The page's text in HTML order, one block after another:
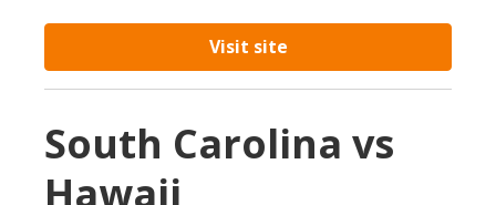
Visit site
South Carolina vs
Hawaii